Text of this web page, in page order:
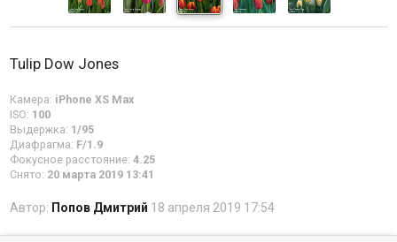
Tulip Dow Jones
Камера: iPhone XS Max
ISO: 100
Выдержка: 1/95
Диафрагма: F/1.9
Фокусное расстояние: 4.25
Снято: 20 марта 2019 13:41
Автор: Попов Дмитрий 18 апреля 2019 17:54